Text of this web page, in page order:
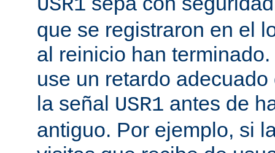
USR1
que se registraron en el
al reinicio han
use un retardo
la señal USR1 antes de
antiguo. Por ejemplo, si